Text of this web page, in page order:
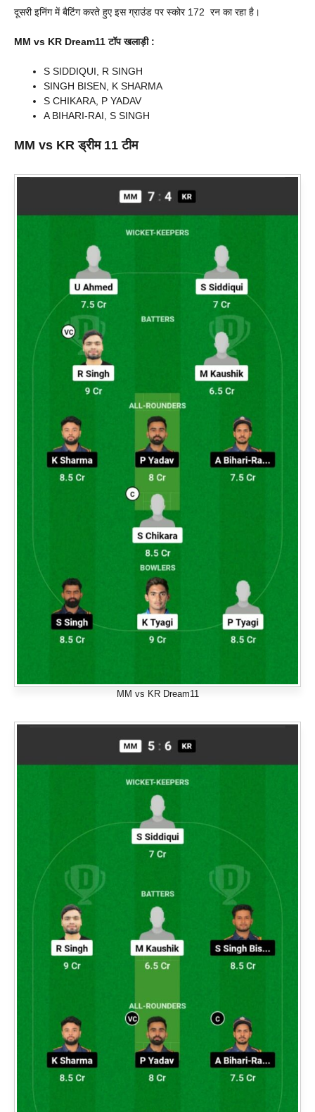
दूसरी इनिंग में बैटिंग करते हुए इस ग्राउंड पर स्कोर 172 रन का रहा है।
MM vs KR Dream11 टॉप खलाड़ी :
S SIDDIQUI, R SINGH
SINGH BISEN, K SHARMA
S CHIKARA, P YADAV
A BIHARI-RAI, S SINGH
MM vs KR ड्रीम 11 टीम
MM vs KR Dream11